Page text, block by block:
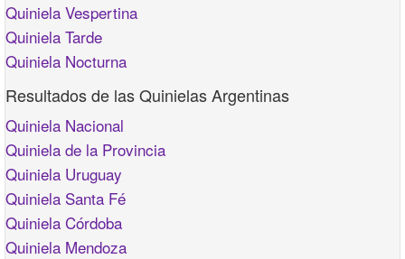
Quiniela Vespertina
Quiniela Tarde
Quiniela Nocturna
Resultados de las Quinielas Argentinas
Quiniela Nacional
Quiniela de la Provincia
Quiniela Uruguay
Quiniela Santa Fé
Quiniela Córdoba
Quiniela Mendoza